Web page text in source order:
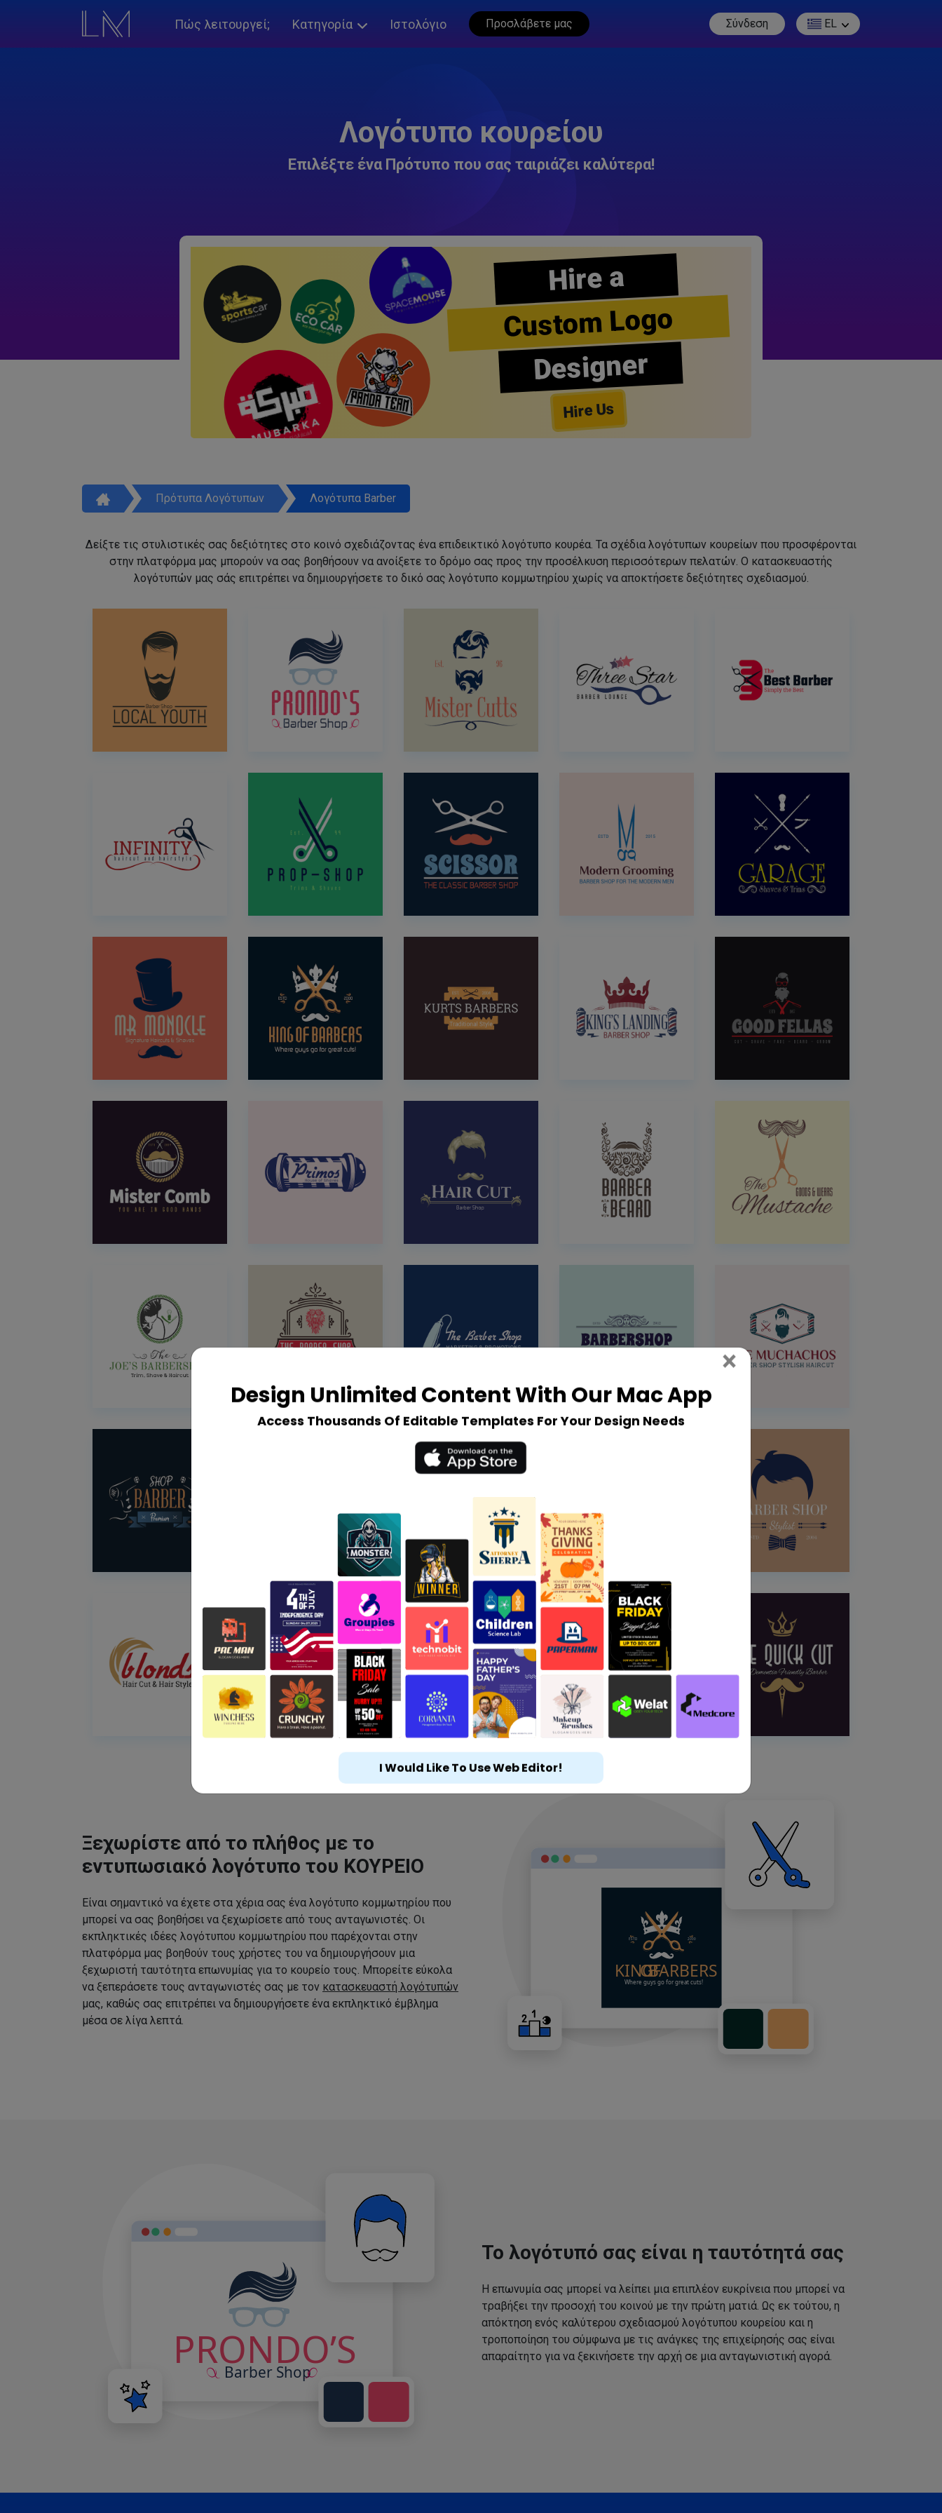
Πώς λειτουργεί; Κατηγορία Ιστολόγιο Προσλάβετε μας Σύνδεση EL
Λογότυπο κουρείου
Επιλέξτε ένα Πρότυπο που σας ταιριάζει καλύτερα!
Hire a
Custom Logo
Designer
Hire Us
Πρότυπα Λογότυπων Λογότυπα Barber
Δείξτε τις στυλιστικές σας δεξιότητες στο κοινό σχεδιάζοντας ένα επιδεικτικό λογότυπο κουρέα. Τα σχέδια λογότυπων κουρείων που προσφέρονται
στην πλατφόρμα μας μπορούν να σας βοηθήσουν να ανοίξετε το δρόμο σας προς την προσέλκυση περισσότερων πελατών. Ο κατασκευαστής
λογότυπών μας σάς επιτρέπει να δημιουργήσετε το δικό σας λογότυπο κομμωτηρίου χωρίς να αποκτήσετε δεξιότητες σχεδιασμού.
Ξεχωρίστε από το πλήθος με το
εντυπωσιακό λογότυπο του ΚΟΥΡΕΙΟ
Είναι σημαντικό να έχετε στα χέρια σας ένα λογότυπο κομμωτηρίου που
μπορεί να σας βοηθήσει να ξεχωρίσετε από τους ανταγωνιστές. Οι
εκπληκτικές ιδέες λογότυπου κομμωτηρίου που παρέχονται στην
πλατφόρμα μας βοηθούν τους χρήστες του να δημιουργήσουν μια
ξεχωριστή ταυτότητα επωνυμίας για το κουρείο τους. Μπορείτε εύκολα
να ξεπεράσετε τους ανταγωνιστές σας με τον κατασκευαστή λογότυπών
μας, καθώς σας επιτρέπει να δημιουργήσετε ένα εκπληκτικό έμβλημα
μέσα σε λίγα λεπτά.
Το λογότυπό σας είναι η ταυτότητά σας
Η επωνυμία σας μπορεί να λείπει μια επιπλέον ευκρίνεια που μπορεί να
τραβήξει την προσοχή του κοινού με την πρώτη ματιά. Ως εκ τούτου, η
απόκτηση ενός καλύτερου σχεδιασμού λογότυπου κουρείου και η
τροποποίηση του σύμφωνα με τις ανάγκες της επιχείρησής σας είναι
απαραίτητο για να ξεκινήσετε την αρχή σε μια ανταγωνιστική αγορά.
Design Unlimited Content With Our Mac App
Access Thousands Of Editable Templates For Your Design Needs
× Close
I Would Like To Use Web Editor!